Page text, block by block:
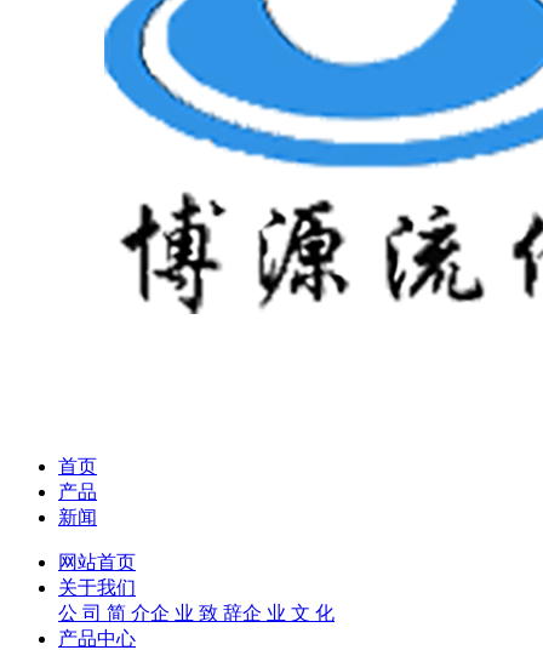
首页
产品
新闻
网站首页
关于我们
公 司 简 介企 业 致 辞企 业 文 化
产品中心